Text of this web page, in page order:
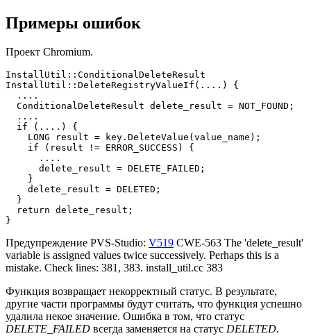
Примеры ошибок
Проект Chromium.
InstallUtil::ConditionalDeleteResult
InstallUtil::DeleteRegistryValueIf(....) {
  ....
  ConditionalDeleteResult delete_result = NOT_FOUND;
  ....
  if (....) {
    LONG result = key.DeleteValue(value_name);
    if (result != ERROR_SUCCESS) {
      ....
      delete_result = DELETE_FAILED;
    }
    delete_result = DELETED;
  }
  return delete_result;
}
Предупреждение PVS-Studio: V519 CWE-563 The 'delete_result'
variable is assigned values twice successively. Perhaps this is a
mistake. Check lines: 381, 383. install_util.cc 383
Функция возвращает некорректный статус. В результате,
другие части программы будут считать, что функция успешно
удалила некое значение. Ошибка в том, что статус
DELETE_FAILED всегда заменяется на статус DELETED.